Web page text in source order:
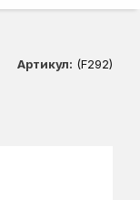
Артикул: (F292)